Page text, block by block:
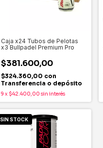
Caja x24 Tubos de Pelotas
x3 Bullpadel Premium Pro
$381.600,00
$324.360,00 con
Transferencia o depósito
9 x $42.400,00 sin interés
SIN STOCK